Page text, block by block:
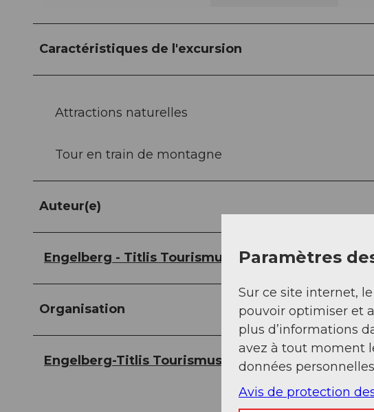
Caractéristiques de l'excursion
Attractions naturelles
Tour en train de montagne
Auteur(e)
Engelberg - Titlis Tourismus
Organisation
Engelberg-Titlis Tourismus
Paramètres
Sur ce site internet,
pouvoir optimiser et
plus d’informations
avez à tout moment
données
Avis de protection